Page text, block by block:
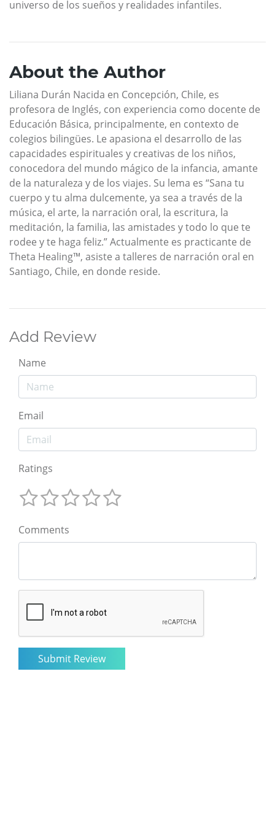
universo de los sueños y realidades infantiles.
About the Author
Liliana Durán Nacida en Concepción, Chile, es
profesora de Inglés, con experiencia como docente de
Educación Básica, principalmente, en contexto de
colegios bilingües. Le apasiona el desarrollo de las
capacidades espirituales y creativas de los niños,
conocedora del mundo mágico de la infancia, amante
de la naturaleza y de los viajes. Su lema es “Sana tu
cuerpo y tu alma dulcemente, ya sea a través de la
música, el arte, la narración oral, la escritura, la
meditación, la familia, las amistades y todo lo que te
rodee y te haga feliz.” Actualmente es practicante de
Theta Healing™, asiste a talleres de narración oral en
Santiago, Chile, en donde reside.
Add Review
Name
Email
Ratings
Comments